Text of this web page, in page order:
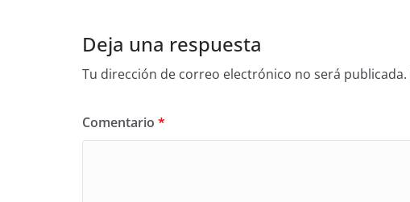
Deja una respuesta
Tu dirección de correo electrónico no será publicada.
Comentario *